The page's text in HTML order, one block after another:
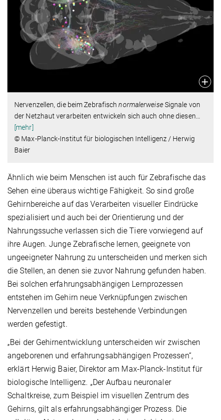
Nervenzellen, die beim ZebrafischnormalerweiseSignale von
der Netzhaut verarbeiten entwickeln sich auch ohne diesen
[mehr]
© Max-Planck-Institut für biologischen Intelligenz / Herwig
Baier
Ähnlich wie beim Menschen ist auch für Zebrafische das
Sehen eine überaus wichtige Fähigkeit. So sind große
Gehirnbereiche auf das Verarbeiten visueller Eindrücke
spezialisiert und auch bei der Orientierung und der
Nahrungssuche verlassen sich die Tiere vorwiegend auf
ihre Augen. Junge Zebrafische lernen, geeignete von
ungeeigneter Nahrung zu unterscheiden und merken sich
die Stellen, an denen sie zuvor Nahrung gefunden haben.
Bei solchen erfahrungsabhängigen Lernprozessen
entstehen im Gehirn neue Verknüpfungen zwischen
Nervenzellen und bereits bestehende Verbindungen
werden gefestigt.
„Bei der Gehirnentwicklung unterscheiden wir zwischen
angeborenen und erfahrungsabhängigen Prozessen“,
erklärt Herwig Baier, Direktor am Max-Planck-Institut für
biologische Intelligenz. „Der Aufbau neuronaler
Schaltkreise, zum Beispiel im visuellen Zentrum des
Gehirns, gilt als erfahrungsabhängiger Prozess. Die